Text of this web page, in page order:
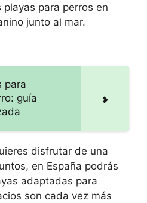
para perros en
junto al mar.
para
guía
disfrutar de una
en España podrás
adaptadas para
son cada vez más